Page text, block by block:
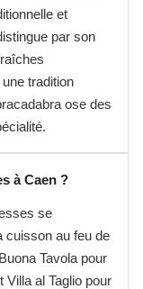
et
par son
tradition
ose des
à Caen ?
se
cuisson au feu de
Tavola pour
Villa al Taglio pour